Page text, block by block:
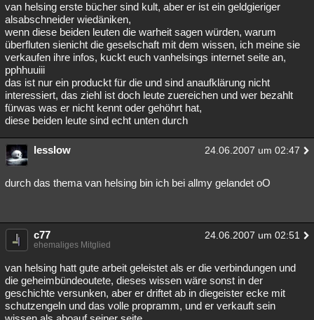
van helsing erste bücher sind kult, aber er ist ein geldgieriger
alsabschneider wiedäniken,
wenn diese beiden leuten die warheit sagen würden, warum
überfluten sienicht die geselschaft mit dem wissen, ich meine sie
verkaufen ihre infos, kuckt euch vanhelsings internet seite an,
pphhuuiii
das ist nur ein produckt für die und sind anaufklärung nicht
interessiert, das ziehl ist doch leute zuereichen und wer bezahlt
fürwas was er nicht kennt oder gehöhrt hat,
diese beiden leute sind echt unten durch
lesslow 24.06.2007 um 02:47
durch das thema van helsing bin ich bei allmy gelandet oO
c77 24.06.2007 um 02:51
ehemaliges Mitglied
van helsing hatt gute arbeit geleistet als er die verbindungen und
die geheimbündeoutete, dieses wissen wäre sonst in der
geschichte versunken, aber er driftet ab in diegeister ecke mit
schutzengeln und das volle propramm, und er verkauft sein